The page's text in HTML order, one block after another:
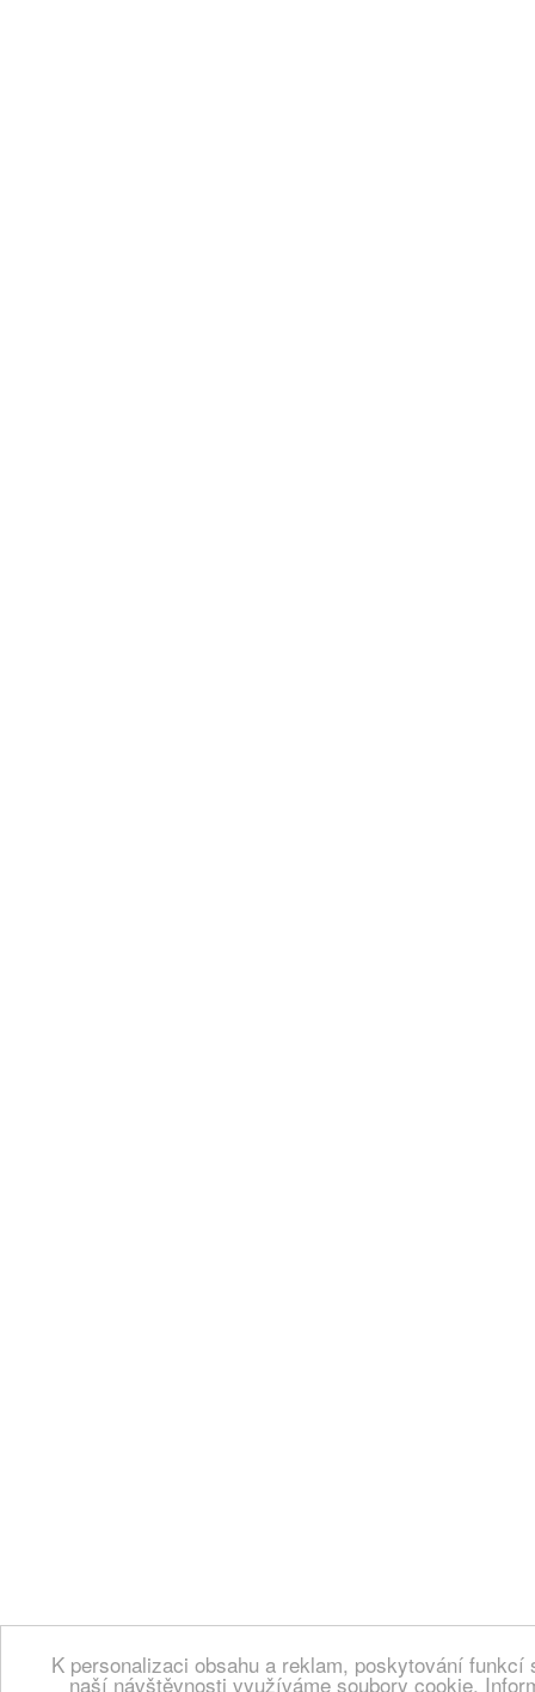
K personalizaci obsahu a reklam, poskytování
naší návštěvnosti využíváme soubory cookie.